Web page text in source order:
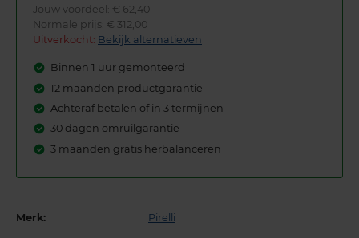
Jouw voordeel: € 62,40
Normale prijs: € 312,00
Uitverkocht: Bekijk alternatieven
Binnen 1 uur gemonteerd
12 maanden productgarantie
Achteraf betalen of in 3 termijnen
30 dagen omruilgarantie
3 maanden gratis herbalanceren
Merk: Pirelli